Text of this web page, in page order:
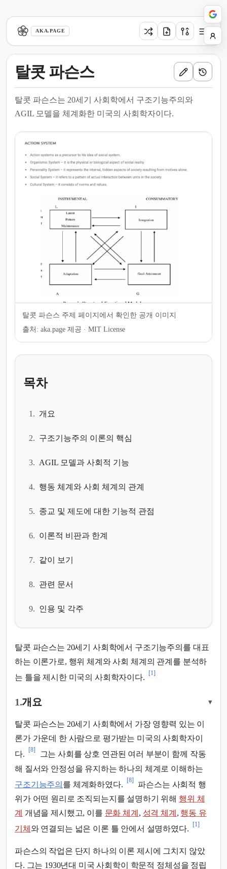
AKA.PAGE
탈콧 파슨스
탈콧 파슨스는 20세기 사회학에서 구조기능주의와
AGIL 모델을 체계화한 미국의 사회학자이다.
탈콧 파슨스 주제 페이지에서 확인한 공개 이미지
출처: aka.page 제공 · MIT License
목차
1. 개요
2. 구조기능주의 이론의 핵심
3. AGIL 모델과 사회적 기능
4. 행동 체계와 사회 체계의 관계
5. 종교 및 제도에 대한 기능적 관점
6. 이론적 비판과 한계
7. 같이 보기
8. 관련 문서
9. 인용 및 각주
탈콧 파슨스는 20세기 사회학에서 구조기능주의를 대표
하는 이론가로, 행위 체계와 사회 체계의 관계를 분석하
는 틀을 제시한 미국의 사회학자이다.
[1]
1.개요 ▾
탈콧 파슨스는 20세기 사회학에서 가장 영향력 있는 이
론가 가운데 한 사람으로 평가받는 미국의 사회학자이
다.
[8]
그는 사회를 상호 연관된 여러 부분이 함께 작동
해 질서와 안정성을 유지하는 하나의 체계로 이해하는
구조기능주의 를 체계화하였다.
[8]
파슨스는 사회적 행
위가 어떤 원리로 조직되는지를 설명하기 위해 행위 체
계 개념을 제시했고, 이를 문화 체계 , 성격 체계 , 행동 유
기체 와 연결되는 넓은 이론 틀 안에서 설명하였다.
[1]
파슨스의 작업은 단지 하나의 이론 제시에 그치지 않았
다. 그는 1930년대 미국 사회학이 학문적 정체성을 정립